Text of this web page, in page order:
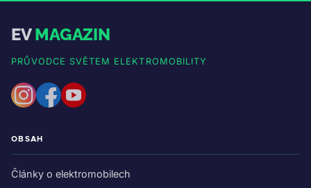
EVMAGAZIN
PRŮVODCE SVĚTEM ELEKTROMOBILITY
OBSAH
Články o elektromobilech